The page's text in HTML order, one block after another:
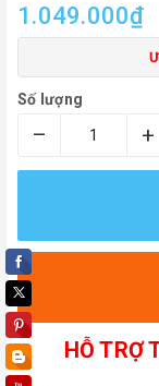
1.049.000₫
Số lượng
– +
HỖ TRỢ